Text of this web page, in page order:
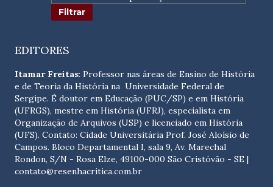
EDITORES
Itamar Freitas: Professor nas áreas de Ensino de História
e de Teoria da História na Universidade Federal de
Sergipe. É doutor em Educação (PUC/SP) e em História
(UFRGS), mestre em História (UFRJ), especialista em
Organização de Arquivos (USP) e licenciado em História
(UFS). Contato: Cidade Universitária Prof. José Aloísio de
Campos. Bloco Departamental I, sala 9, Av. Marechal
Rondon, S/N - Rosa Elze, 49100-000 São Cristóvão - SE |
contato@resenhacritica.com.br